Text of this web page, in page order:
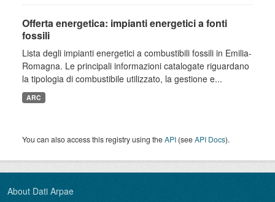
Offerta energetica: impianti energetici a fonti
fossili
Lista degli impianti energetici a combustibili fossili in Emilia-
Romagna. Le principali informazioni catalogate riguardano
la tipologia di combustibile utilizzato, la gestione e...
ARC
You can also access this registry using theAPI (seeAPI Docs).
About Dati Arpae